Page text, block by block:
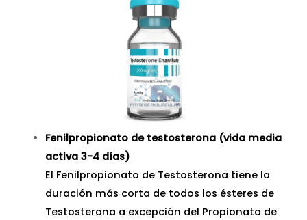
Fenilpropionato de testosterona (vida media
activa 3-4 días)
El Fenilpropionato de Testosterona tiene la
duración más corta de todos los ésteres de
Testosterona a excepción del Propionato de